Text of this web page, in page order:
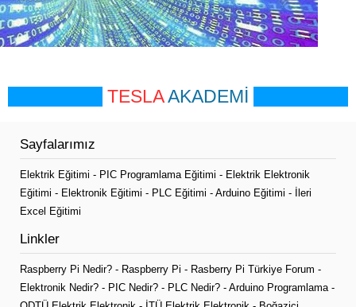
TESLAAKADEMİ
Sayfalarımız
Elektrik Eğitimi - PIC Programlama Eğitimi - Elektrik Elektronik
Eğitimi - Elektronik Eğitimi - PLC Eğitimi - Arduino Eğitimi -
İleri
Excel Eğitimi
Linkler
Raspberry Pi Nedir? - Raspberry Pi - Rasberry Pi Türkiye Forum -
Elektronik Nedir? - PIC Nedir? - PLC Nedir? - Arduino Programlama-